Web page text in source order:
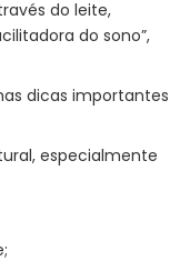
do leite,
do sono”,
dicas importantes
especialmente